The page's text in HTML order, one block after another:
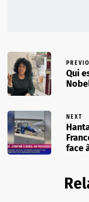
Qui
NEXT
face